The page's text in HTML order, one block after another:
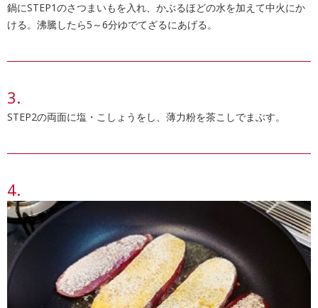
鍋にSTEP1のさつまいもを入れ、かぶるほどの水を加えて中火にか
ける。沸騰したら5～6分ゆでてざるにあげる。
STEP2の両面に塩・こしょうをし、薄力粉を茶こしでまぶす。